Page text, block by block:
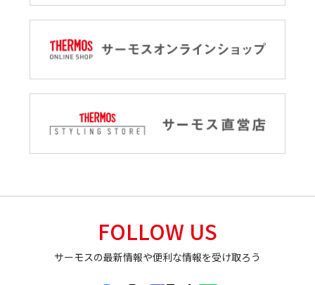
FOLLOW US
サーモスの最新情報や便利な情報を受け取ろう